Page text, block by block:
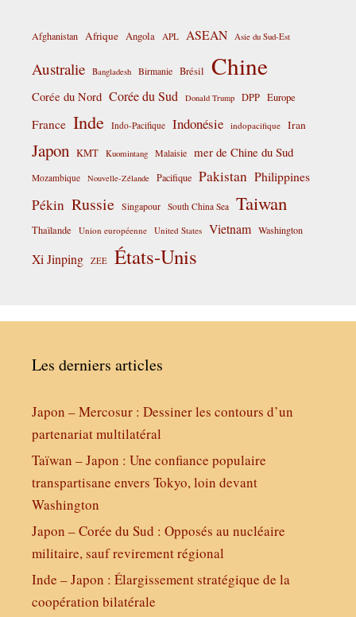
Afghanistan Afrique Angola APL ASEAN Asie du Sud-Est
Australie Bangladesh Birmanie Brésil Chine
Corée du Nord Corée du Sud Donald Trump DPP Europe
France Inde Indo-Pacifique Indonésie indopacifique Iran
Japon KMT Kuomintang Malaisie mer de Chine du Sud
Mozambique Nouvelle-Zélande Pacifique Pakistan Philippines
Pékin Russie Singapour South China Sea Taiwan
Thaïlande Union européenne United States Vietnam Washington
Xi Jinping ZEE États-Unis
Les derniers articles
Japon – Mercosur : Dessiner les contours d’un
partenariat multilatéral
Taïwan – Japon : Une confiance populaire
transpartisane envers Tokyo, loin devant
Washington
Japon – Corée du Sud : Opposés au nucléaire
militaire, sauf revirement régional
Inde – Japon : Élargissement stratégique de la
coopération bilatérale